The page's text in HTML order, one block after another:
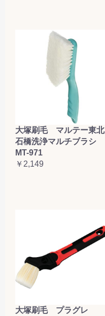
大塚刷毛 マルテー東北
石橋洗浄マルチブラシ
MT-971
￥2,149
大塚刷毛 プラグレ